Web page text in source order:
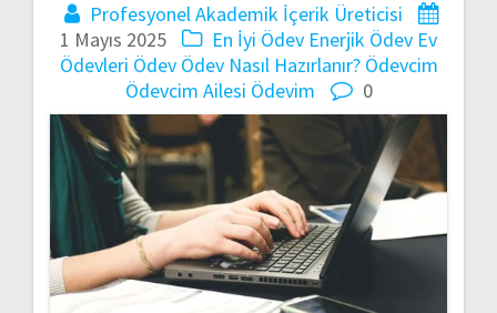
Profesyonel Akademik İçerik Üreticisi
1 Mayıs 2025
En İyi Ödev Enerjik Ödev Ev
Ödevleri Ödev Ödev Nasıl Hazırlanır? Ödevcim
Ödevcim Ailesi Ödevim 0